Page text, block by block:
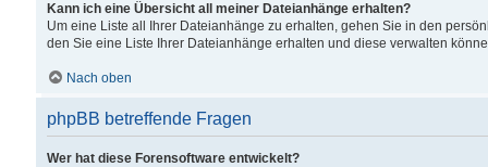
Kann ich eine Übersicht all meiner Dateianhänge erhalten?
Um eine Liste all Ihrer Dateianhänge zu erhalten, gehen Sie in den
den Sie eine Liste Ihrer Dateianhänge erhalten und diese verwalten
Nach oben
phpBB betreffende Fragen
Wer hat diese Forensoftware entwickelt?